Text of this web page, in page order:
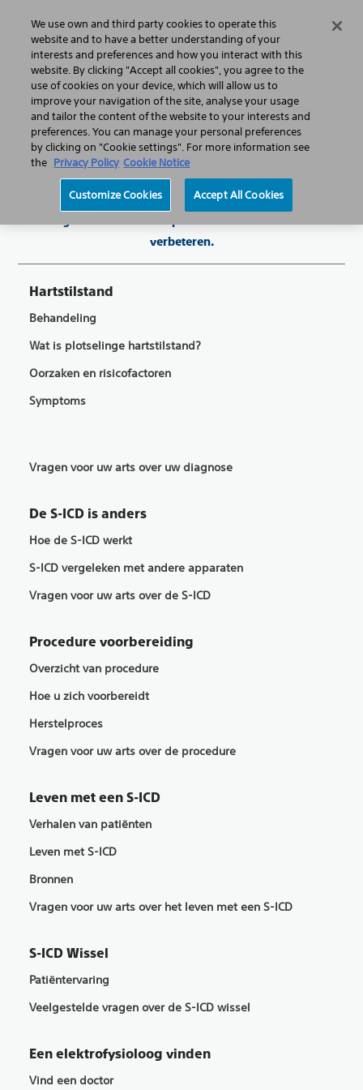
Boston Scientific is gewijd aan het transformeren van
levens door middel van innovatieve medische oplossingen
verbeteren.
Hartstilstand
Behandeling
Wat is plotselinge hartstilstand?
Oorzaken en risicofactoren
Symptoms
Vragen voor uw arts over uw diagnose
De S-ICD is anders
Hoe de S-ICD werkt
S-ICD vergeleken met andere apparaten
Vragen voor uw arts over de S-ICD
Procedure voorbereiding
Overzicht van procedure
Hoe u zich voorbereidt
Herstelproces
Vragen voor uw arts over de procedure
Leven met een S-ICD
Verhalen van patiënten
Leven met S-ICD
Bronnen
Vragen voor uw arts over het leven met een S-ICD
S-ICD Wissel
Patiëntervaring
Veelgestelde vragen over de S-ICD wissel
Een elektrofysioloog vinden
Vind een doctor
We use own and third party cookies to operate this
website and to have a better understanding of your
interests and preferences and how you interact with this
website. By clicking "Accept all cookies", you agree to the
use of cookies on your device, which will allow us to
improve your navigation of the site, analyse your usage
and tailor the content of the website to your interests and
preferences. You can manage your personal preferences
by clicking on "Cookie settings". For more information see
the Privacy Policy Cookie Notice
Customize Cookies Accept All Cookies